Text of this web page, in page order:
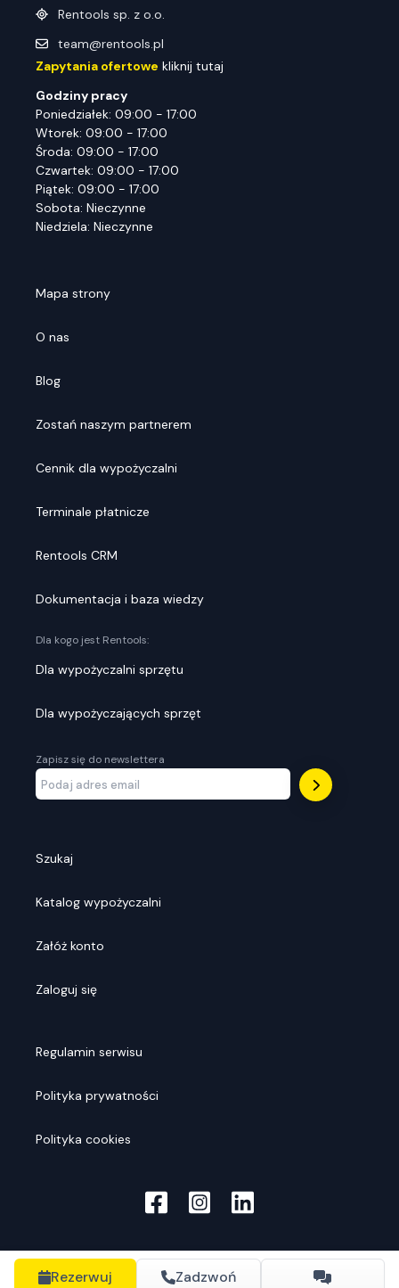
Rezerwuj Zadzwoń
Rentools sp. z o.o.
team@rentools.pl
Zapytania ofertowe kliknij tutaj
Godziny pracy
Poniedziałek: 09:00 - 17:00
Wtorek: 09:00 - 17:00
Środa: 09:00 - 17:00
Czwartek: 09:00 - 17:00
Piątek: 09:00 - 17:00
Sobota: Nieczynne
Niedziela: Nieczynne
Mapa strony
O nas
Blog
Zostań naszym partnerem
Cennik dla wypożyczalni
Terminale płatnicze
Rentools CRM
Dokumentacja i baza wiedzy
Dla kogo jest Rentools:
Dla wypożyczalni sprzętu
Dla wypożyczających sprzęt
Zapisz się do newslettera
Szukaj
Katalog wypożyczalni
Załóż konto
Zaloguj się
Regulamin serwisu
Polityka prywatności
Polityka cookies
© Rentools 2026. Wszelkie prawa zastrzeżone.